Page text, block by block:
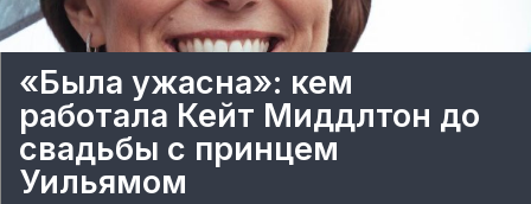
«Была ужасна»: кем
работала Кейт Миддлтон до
свадьбы с принцем
Уильямом